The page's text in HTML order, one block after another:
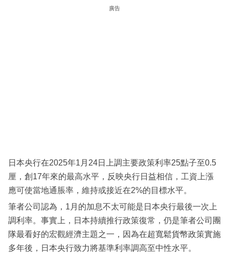
閱
專
區
廣告
日本央行在2025年1月24日上調主要政策利率25點子至0.5
厘，創17年來的最高水平，反映央行日益相信，工資上漲
應可使當地通脹率，維持或接近在2%的目標水平。
筆者公司認為，1月的加息不太可能是日本央行最後一次上
調利率。事實上，日本持續推行政策復常，仍是筆者公司團
隊最看好的宏觀經濟主題之一，因為在超寬鬆貨幣政策實施
多年後，日本央行致力將基準利率調高至中性水平。